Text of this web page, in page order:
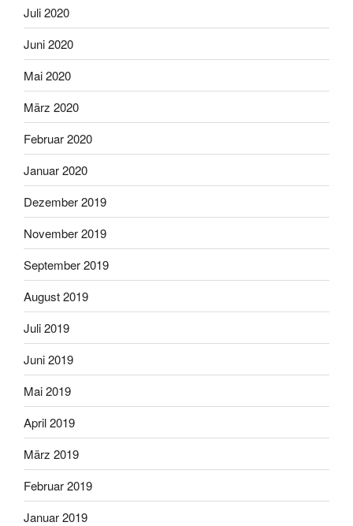
Juli 2020
Juni 2020
Mai 2020
März 2020
Februar 2020
Januar 2020
Dezember 2019
November 2019
September 2019
August 2019
Juli 2019
Juni 2019
Mai 2019
April 2019
März 2019
Februar 2019
Januar 2019